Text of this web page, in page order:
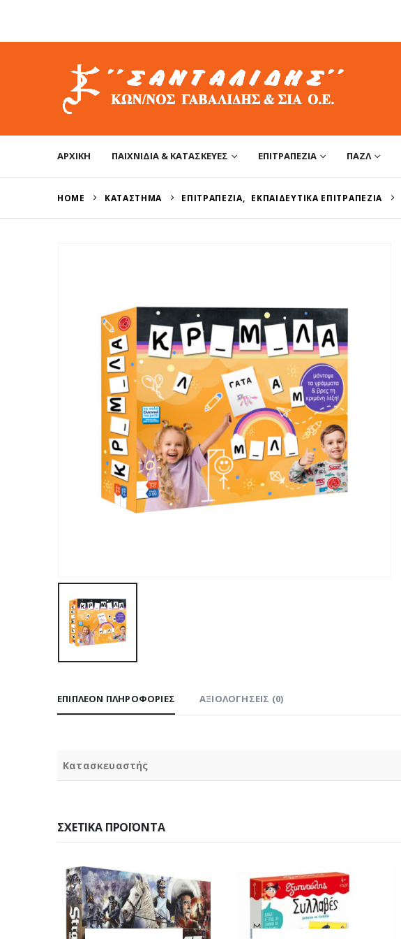
ΑΡΧΙΚΉ ΠΑΙΧΝΊΔΙΑ & ΚΑΤΑΣΚΕΥΈΣ ΕΠΙΤΡΑΠΈΖΙΑ ΠΑΖΛ
HOME ΚΑΤΆΣΤΗΜΑ ΕΠΙΤΡΑΠΈΖΙΑ, ΕΚΠΑΙΔΕΥΤΙΚΆ ΕΠΙΤΡΑΠΈΖΙΑ
ΕΠΙΠΛΈΟΝ ΠΛΗΡΟΦΟΡΊΕΣ ΑΞΙΟΛΟΓΉΣΕΙΣ (0)
Κατασκευαστής
ΣΧΕΤΙΚΆ ΠΡΟΪΌΝΤΑ